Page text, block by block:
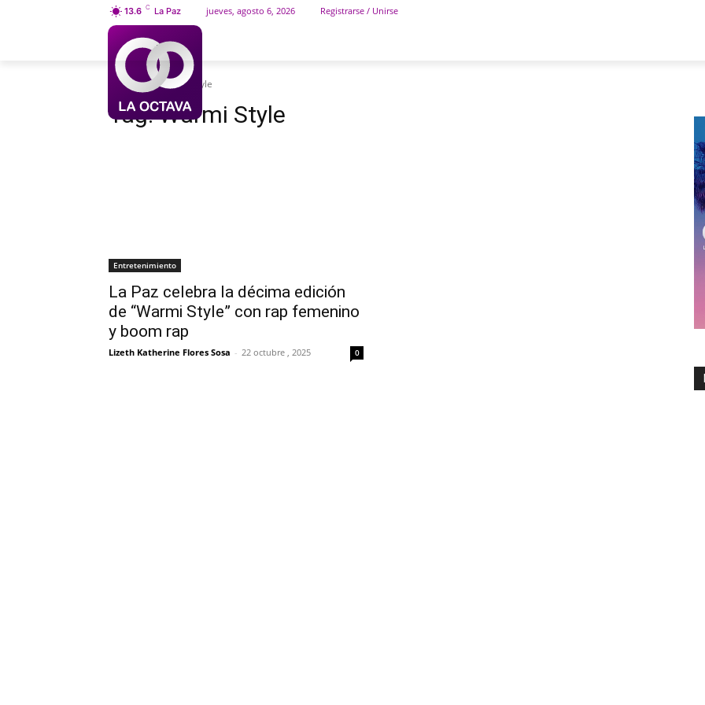
13.6 C La Paz jueves, agosto 6, 2026 Registrarse / Unirse
Etiquetas Warmi Style
Tag:Warmi Style
Entretenimiento
La Paz celebra la décima edición
de “Warmi Style” con rap femenino
y boom rap
Lizeth Katherine Flores Sosa - 22 octubre , 2025 0